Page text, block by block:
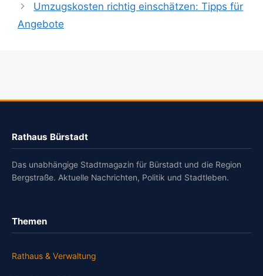
Umzugskosten richtig einschätzen: Tipps für
Angebote
Rathaus Bürstadt
Das unabhängige Stadtmagazin für Bürstadt und die Region
Bergstraße. Aktuelle Nachrichten, Politik und Stadtleben.
Themen
Rathaus & Verwaltung